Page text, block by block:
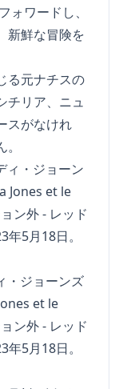
ォワードし、
新鮮な冒険を
る元ナチスの
チリア、ニュ
スがなけれ
・ジョーンズ
et le
ン外 - レッド
5月18日。